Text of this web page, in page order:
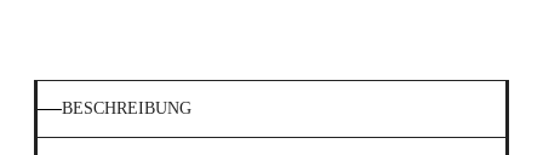
BESCHREIBUNG